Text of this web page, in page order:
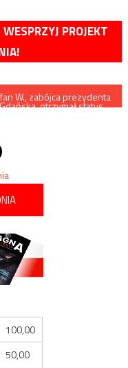
PROJEKT
W., zabójca prezydenta
Gdańska, otrzymał status…
100,00
50,00